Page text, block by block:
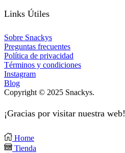
Links Útiles
Sobre Snackys
Preguntas frecuentes
Política de privacidad
Términos y condiciones
Instagram
Blog
Copyright © 2025 Snackys.
¡Gracias por visitar nuestra web!
Home
Tienda